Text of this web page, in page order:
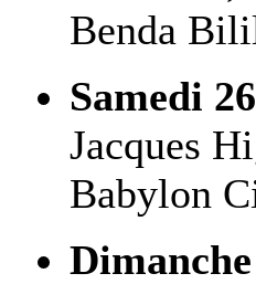
Benda
Samedi
Jacques
Babylon